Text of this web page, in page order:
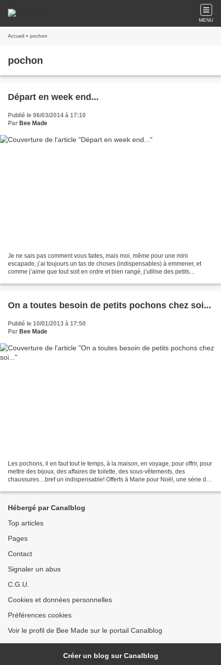
MENU
Accueil » pochon
pochon
Départ en week end...
Publié le 06/03/2014 à 17:10
Par Bee Made
Je ne sais pas comment vous faites, mais moi, même pour une mini
escapade, j’ai toujours un tas de choses (indispensables) à emmener, et
comme j’aime que tout soit en ordre et bien rangé, j’utilise des petits
On a toutes besoin de petits pochons chez soi...
Publié le 10/01/2013 à 17:50
Par Bee Made
Les pochons, il en faut tout le temps, à la maison, en voyage, pour offrir, pour
mettre des bijoux, des affaires de toilette, des sous-vêtements, des
chaussures....bref un indispensable! Offerts à Marie pour Noël, une série de
Hébergé par Canalblog
Top articles
Pages
Contact
Signaler un abus
C.G.U.
Cookies et données personnelles
Préférences cookies
Voir le profil de Bee Made sur le portail Canalblog
Créer un blog sur Canalblog